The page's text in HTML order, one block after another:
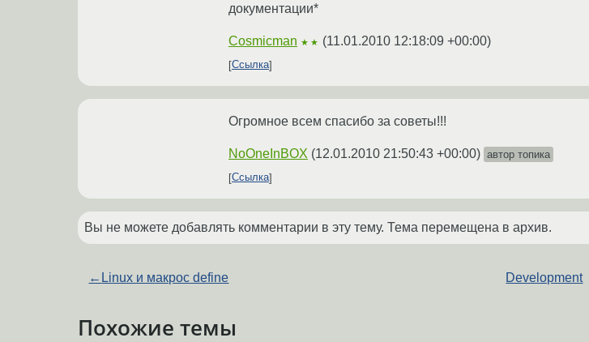
документации*
Cosmicman ★★ (11.01.2010 12:18:09 +00:00)
Ссылка
Огромное всем спасибо за советы!!!
NoOneInBOX (12.01.2010 21:50:43 +00:00) автор топика
Ссылка
Вы не можете добавлять комментарии в эту тему. Тема перемещена в архив.
← Linux и макрос define Development
Похожие темы